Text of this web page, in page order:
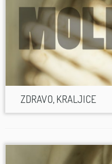
ZDRAVO, KRALJICE